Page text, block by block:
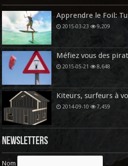
Apprendre le Foil:
2015-03-23 9,209
Méfiez vous des
2015-05-21 8,648
Kiteurs, surfeurs à
2014-09-10 7,459
Newsletters
Nom